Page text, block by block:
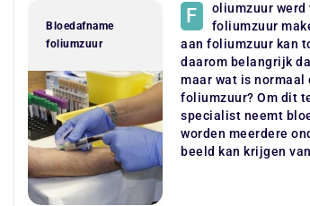
Bloedafname
foliumzuur
F
oliumzuur werd
foliumzuur
aan foliumzuur kan
daarom belangrijk
maar wat is
foliumzuur? Om dit
specialist neemt
worden meerdere
beeld kan krijgen